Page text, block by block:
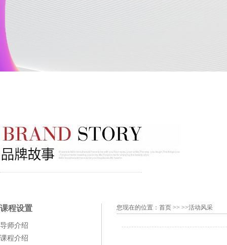
课程设置
导师介绍
课程介绍
您现在的位置： 首页 >> >>活动风采